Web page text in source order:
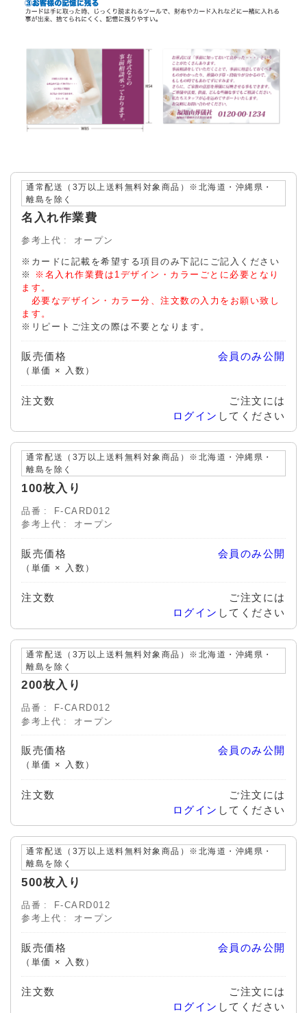
通常配送（3万以上送料無料対象商品）※北海道・沖縄県・
離島を除く
名入れ作業費
参考上代 オープン
※カードに記載を希望する項目のみ下記にご記入ください
※
※名入れ作業費は1デザイン・カラーごとに必要となり
ます。
必要なデザイン・カラー分、注文数の入力をお願い致し
ます。
※リピートご注文の際は不要となります。
販売価格
（単価 × 入数）
会員のみ公開
注文数
ご注文には
ログイン してください
通常配送（3万以上送料無料対象商品）※北海道・沖縄県・
離島を除く
100枚入り
品番
F-CARD012
参考上代
オープン
販売価格
（単価 × 入数）
会員のみ公開
注文数
ご注文には
ログイン してください
通常配送（3万以上送料無料対象商品）※北海道・沖縄県・
離島を除く
200枚入り
品番
F-CARD012
参考上代
オープン
販売価格
（単価 × 入数）
会員のみ公開
注文数
ご注文には
ログイン してください
通常配送（3万以上送料無料対象商品）※北海道・沖縄県・
離島を除く
500枚入り
品番
F-CARD012
参考上代
オープン
販売価格
（単価 × 入数）
会員のみ公開
注文数
ご注文には
ログイン してください